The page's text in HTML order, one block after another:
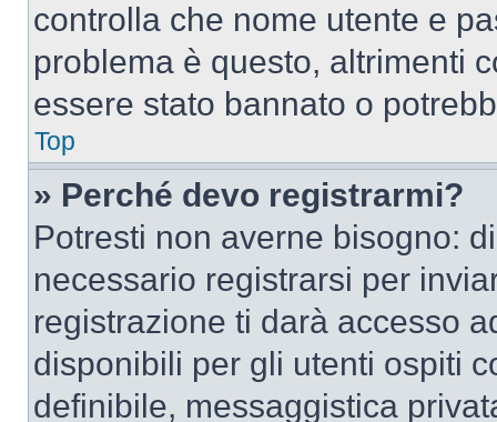
controlla che nome utente e
problema è questo, altrimenti
essere stato bannato o
Top
» Perché devo registrarmi?
Potresti non averne bisogno:
necessario registrarsi per
registrazione ti darà accesso
disponibili per gli utenti ospiti
definibile, messaggistica